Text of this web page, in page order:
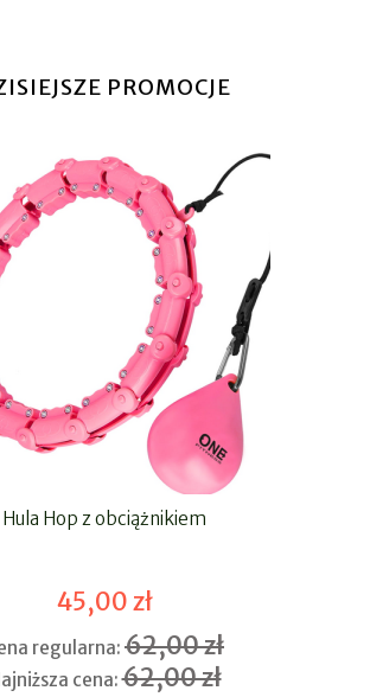
PROMOCJE
Hula Hop z obciążnikiem
45,00 zł
regularna: 62,00 zł
cena:62,00 zł